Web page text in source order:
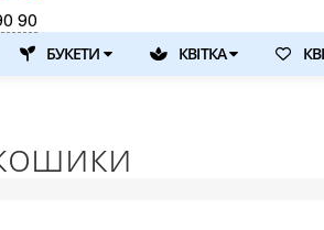
90
БУКЕТИ КВІТКА